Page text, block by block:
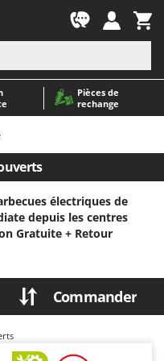
Pièces de
rechange
autoportés
gazon
terre pour tracteur
électriques de
depuis les centres
Gratuite + Retour
Commander